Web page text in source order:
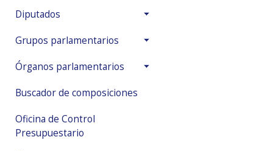
Diputados
Grupos parlamentarios
Órganos parlamentarios
Buscador de composiciones
Oficina de Control
Presupuestario